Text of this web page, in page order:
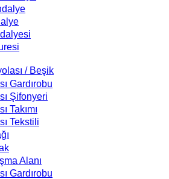
/ Beşik
Gardırobu
Şifonyeri
Takımı
Tekstili
Alanı
Gardırobu